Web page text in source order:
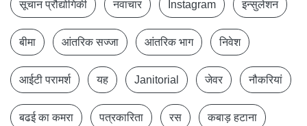
सूचान प्रौद्योगिकी नवाचार Instagram इन्सुलेशन
बीमा आंतरिक सज्जा आंतरिक भाग निवेश
आईटी परामर्श यह Janitorial जेवर नौकरियां
बढई का कमरा पत्रकारिता रस कबाड़ हटाना